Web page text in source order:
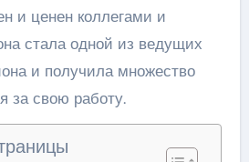
и ценен коллегами и
стала одной из ведущих
и получила множество
за свою работу.